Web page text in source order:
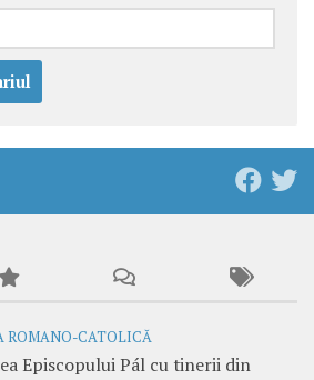
ROMANO-CATOLICĂ
Episcopului Pál cu tinerii din